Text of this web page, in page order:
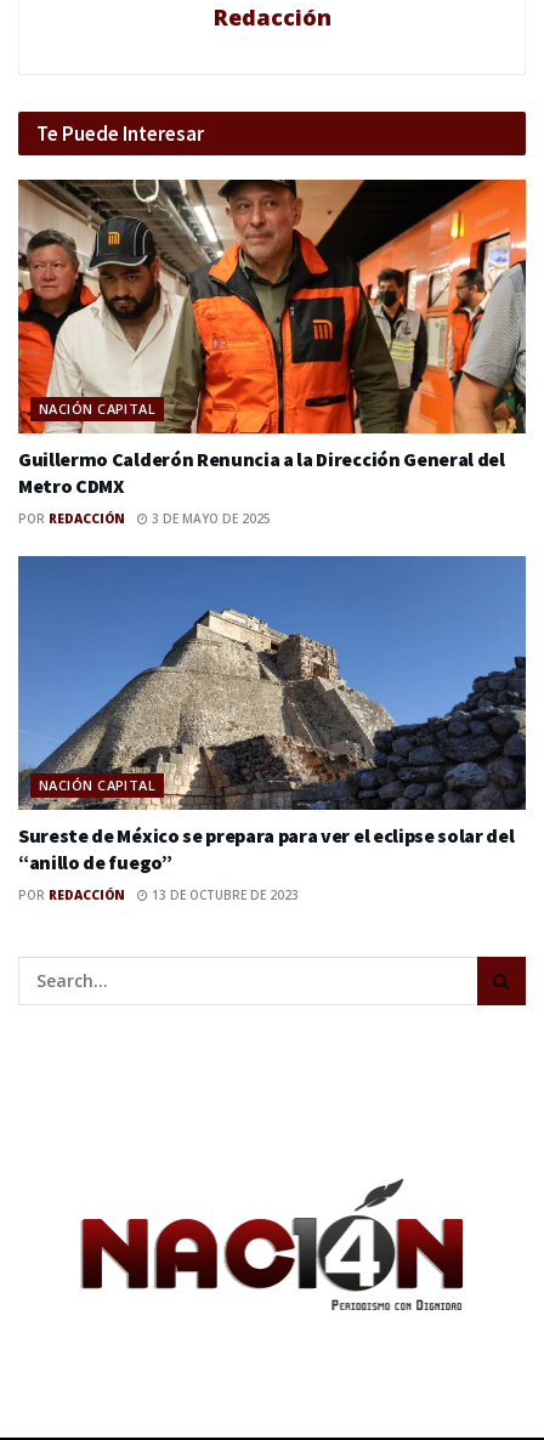
Redacción
Te Puede Interesar
NACIÓN CAPITAL
Guillermo Calderón Renuncia a la Dirección General del
Metro CDMX
POR REDACCIÓN 3 DE MAYO DE 2025
NACIÓN CAPITAL
Sureste de México se prepara para ver el eclipse solar del
“anillo de fuego”
POR REDACCIÓN 13 DE OCTUBRE DE 2023